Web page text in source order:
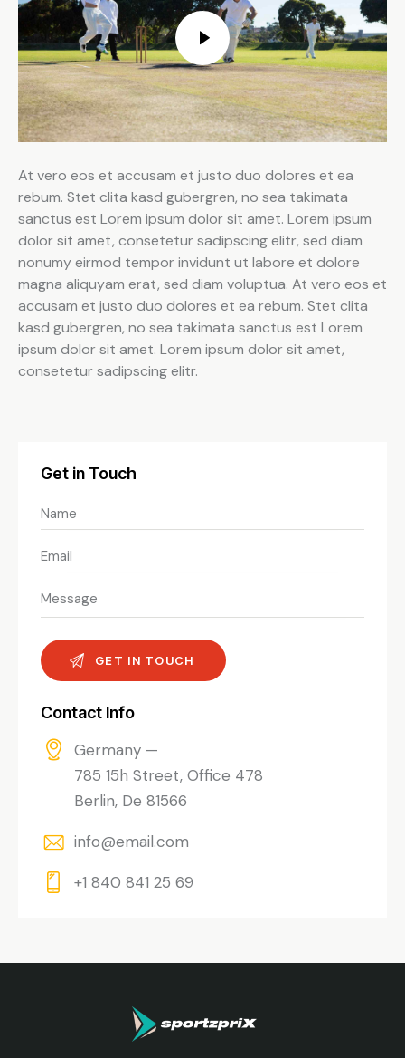
At vero eos et accusam et justo duo dolores et ea
rebum. Stet clita kasd gubergren, no sea takimata
sanctus est Lorem ipsum dolor sit amet. Lorem ipsum
dolor sit amet, consetetur sadipscing elitr, sed diam
nonumy eirmod tempor invidunt ut labore et dolore
magna aliquyam erat, sed diam voluptua. At vero eos et
accusam et justo duo dolores et ea rebum. Stet clita
kasd gubergren, no sea takimata sanctus est Lorem
ipsum dolor sit amet. Lorem ipsum dolor sit amet,
consetetur sadipscing elitr.
Get in Touch
Contact Info
Germany —
785 15h Street, Office 478
Berlin, De 81566
info@email.com
+1 840 841 25 69